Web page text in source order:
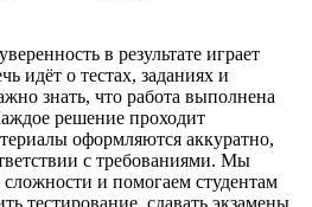
в результате играет
идёт о тестах, заданиях и
знать, что работа выполнена
решение проходит
оформляются аккуратно,
с требованиями. Мы
и помогаем студентам